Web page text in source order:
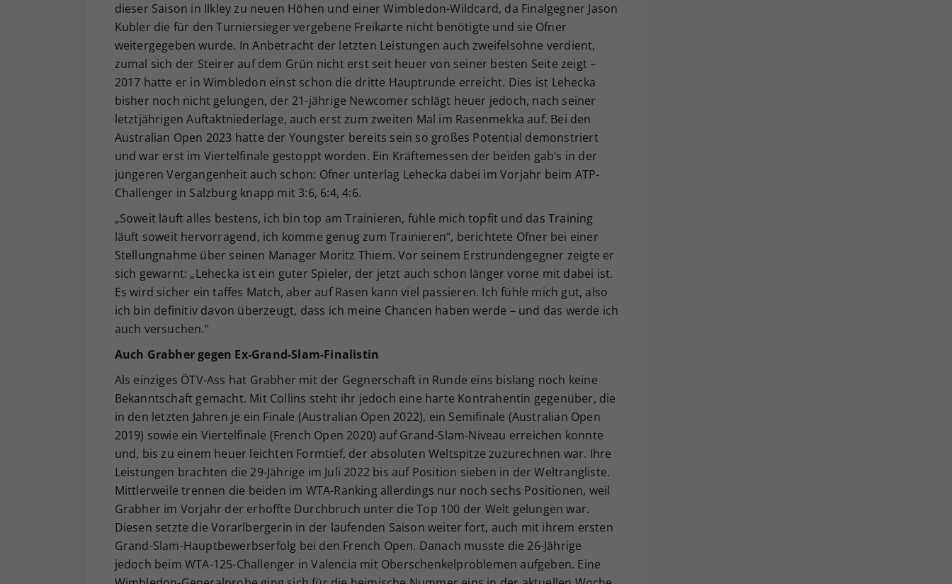
dieser Saison in Ilkley zu neuen Höhen und einer Wimbledon-Wildcard, da Finalgegner Jason
Kubler die für den Turniersieger vergebene Freikarte nicht benötigte und sie Ofner
weitergegeben wurde. In Anbetracht der letzten Leistungen auch zweifelsohne verdient,
zumal sich der Steirer auf dem Grün nicht erst seit heuer von seiner besten Seite zeigt –
2017 hatte er in Wimbledon einst schon die dritte Hauptrunde erreicht. Dies ist Lehecka
bisher noch nicht gelungen, der 21-jährige Newcomer schlägt heuer jedoch, nach seiner
letztjährigen Auftaktniederlage, auch erst zum zweiten Mal im Rasenmekka auf. Bei den
Australian Open 2023 hatte der Youngster bereits sein so großes Potential demonstriert
und war erst im Viertelfinale gestoppt worden. Ein Kräftemessen der beiden gab’s in der
jüngeren Vergangenheit auch schon: Ofner unterlag Lehecka dabei im Vorjahr beim ATP-
Challenger in Salzburg knapp mit 3:6, 6:4, 4:6.
„Soweit läuft alles bestens, ich bin top am Trainieren, fühle mich topfit und das Training
läuft soweit hervorragend, ich komme genug zum Trainieren“, berichtete Ofner bei einer
Stellungnahme über seinen Manager Moritz Thiem. Vor seinem Erstrundengegner zeigte er
sich gewarnt: „Lehecka ist ein guter Spieler, der jetzt auch schon länger vorne mit dabei ist.
Es wird sicher ein taffes Match, aber auf Rasen kann viel passieren. Ich fühle mich gut, also
ich bin definitiv davon überzeugt, dass ich meine Chancen haben werde – und das werde ich
auch versuchen.“
Auch Grabher gegen Ex-Grand-Slam-Finalistin
Als einziges ÖTV-Ass hat Grabher mit der Gegnerschaft in Runde eins bislang noch keine
Bekanntschaft gemacht. Mit Collins steht ihr jedoch eine harte Kontrahentin gegenüber, die
in den letzten Jahren je ein Finale (Australian Open 2022), ein Semifinale (Australian Open
2019) sowie ein Viertelfinale (French Open 2020) auf Grand-Slam-Niveau erreichen konnte
und, bis zu einem heuer leichten Formtief, der absoluten Weltspitze zuzurechnen war. Ihre
Leistungen brachten die 29-Jährige im Juli 2022 bis auf Position sieben in der Weltrangliste.
Mittlerweile trennen die beiden im WTA-Ranking allerdings nur noch sechs Positionen, weil
Grabher im Vorjahr der erhoffte Durchbruch unter die Top 100 der Welt gelungen war.
Diesen setzte die Vorarlbergerin in der laufenden Saison weiter fort, auch mit ihrem ersten
Grand-Slam-Hauptbewerbserfolg bei den French Open. Danach musste die 26-Jährige
jedoch beim WTA-125-Challenger in Valencia mit Oberschenkelproblemen aufgeben. Eine